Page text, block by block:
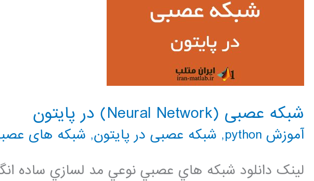
شبکه عصبی (Neural Network) در پایتون
آموزش python , شبکه عصبی در پایتون, شبکه های
لینک دانلود شبكه هاي عصبي نوعي مد لسازي ساده